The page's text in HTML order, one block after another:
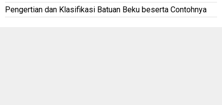
Pengertian dan Klasifikasi Batuan Beku beserta Contohnya